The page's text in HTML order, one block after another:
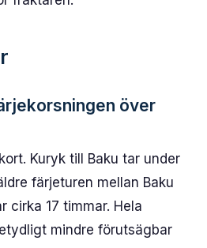
över
Kuryk till Baku tar under
färjeturen mellan Baku
cirka 17 timmar. Hela
mindre förutsägbar